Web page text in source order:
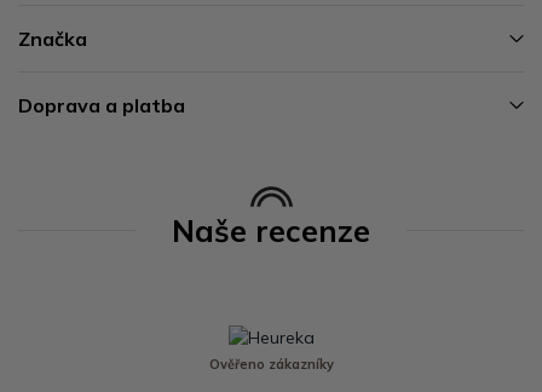
Značka
Doprava a platba
Naše recenze
Ověřeno zákazníky